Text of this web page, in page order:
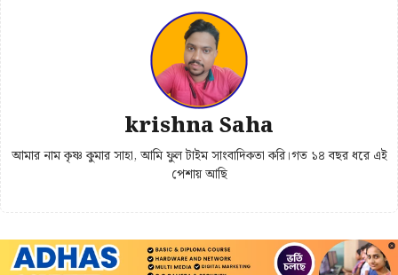
krishna Saha
আমার নাম কৃষ্ণ কুমার সাহা, আমি ফুল টাইম সাংবাদিকতা করি।গত ১৪ বছর ধরে এই
পেশায় আছি